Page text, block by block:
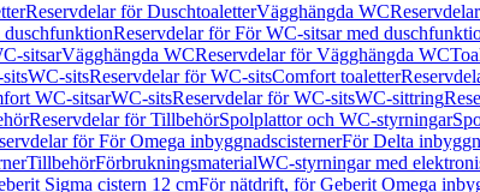
Reservdelar för DuschtoaletterVägghängda WC
Reservdelar för För WC-sitsar med
sitsarVägghängda WCReservdelar för Vägghängda WC
WC-sitsReservdelar för WC-sitsComfort toaletter
WC-sitsarWC-sitsReservdelar för WC-sitsWC-sittring
Reservdelar för TillbehörSpolplattor och WC-styrningar
för För Omega inbyggnadscisternerFör Delta
TillbehörFörbrukningsmaterialWC-styrningar med
Sigma cistern 12 cmFör nätdrift, för Geberit Omega